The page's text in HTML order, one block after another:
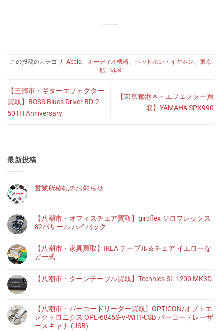
この投稿のカテゴリ: Apple、 オーディオ機器、 ヘッドホン・イヤホン、 東京
都、 港区
【三郷市・ギターエフェクター
買取】BOSS Blues Driver BD-2
50TH Anniversary
【東京都港区・エフェクター買
取】YAMAHA SPX990
最新投稿
営業所移転のお知らせ
【八潮市・オフィスチェア買取】giroflex ジロフレックス
82パサール ハイバック
【八潮市・家具買取】IKEA テーブル＆チェア イエローな
ど一式
【八潮市・ターンテーブル買取】Technics SL 1200 MK3D
【八潮市・バーコードリーダー買取】OPTICON/オプトエ
レクトロニクス OPL-6845S-V-WHT-USB バーコードレーザ
ースキャナ (USB)